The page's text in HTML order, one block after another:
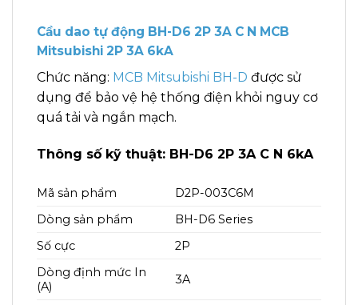
Cầu dao tự động BH-D6 2P 3A C N MCB
Mitsubishi 2P 3A 6kA
Chức năng: MCB Mitsubishi BH-D được sử
dụng để bảo vệ hệ thống điện khỏi nguy cơ
quá tải và ngắn mạch.
Thông số kỹ thuật: BH-D6 2P 3A C N 6kA
Mã sản phẩm
D2P-003C6M
Dòng sản phẩm
BH-D6 Series
Số cực
2P
Dòng định mức In
(A)
3A